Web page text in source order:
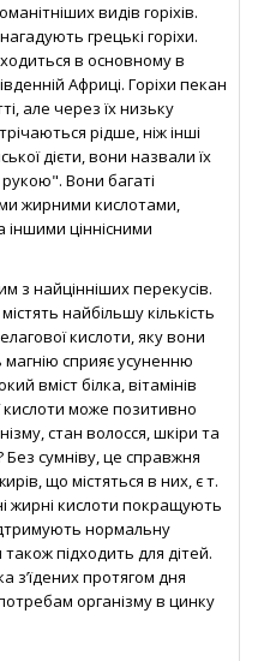
видів горіхів.
грецькі горіхи.
в основному в
Африці. Горіхи пекан
але через їх низьку
рідше, ніж інші
дієти, вони назвали їх
Вони багаті
жирними кислотами,
іншими ціннісними
з найцінніших перекусів.
найбільшу кількість
кислоти, яку вони
магнію сприяє усуненню
вміст білка, вітамінів
кислоти може позитивно
стан волосся, шкіри та
Без сумніву, це справжня
що містяться в них, є т.
жирні кислоти покращують
нормальну
підходить для дітей.
з’їдених протягом дня
організму в цинку